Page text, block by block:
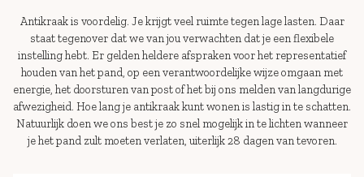
Antikraak is voordelig. Je krijgt veel ruimte tegen lage lasten. Daar
staat tegenover dat we van jou verwachten dat je een flexibele
instelling hebt. Er gelden heldere afspraken voor het representatief
houden van het pand, op een verantwoordelijke wijze omgaan met
energie, het doorsturen van post of het bij ons melden van langdurige
afwezigheid. Hoe lang je antikraak kunt wonen is lastig in te schatten.
Natuurlijk doen we ons best je zo snel mogelijk in te lichten wanneer
je het pand zult moeten verlaten, uiterlijk 28 dagen van tevoren.